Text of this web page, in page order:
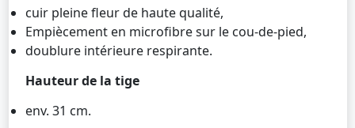
cuir pleine fleur de haute qualité,
Empiècement en microfibre sur le cou-de-pied,
doublure intérieure respirante.
Hauteur de la tige
env. 31 cm.